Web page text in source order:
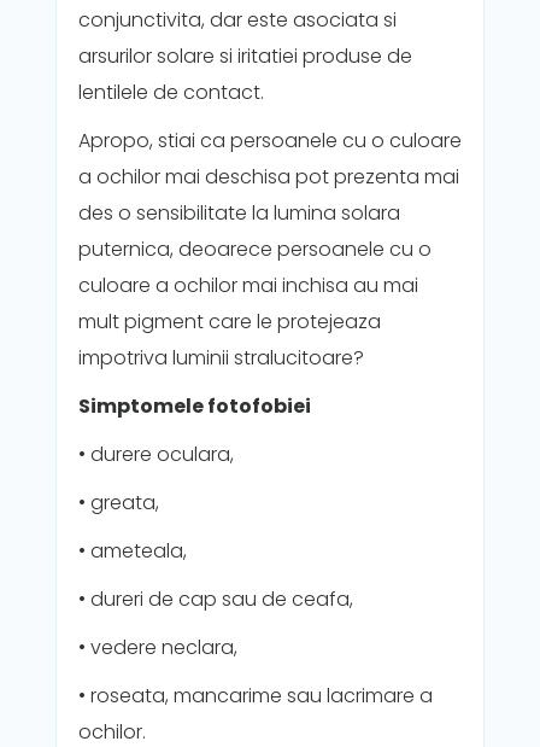
conjunctivita, dar este asociata si
arsurilor solare si iritatiei produse de
lentilele de contact.
Apropo, stiai ca persoanele cu o culoare
a ochilor mai deschisa pot prezenta mai
des o sensibilitate la lumina solara
puternica, deoarece persoanele cu o
culoare a ochilor mai inchisa au mai
mult pigment care le protejeaza
impotriva luminii stralucitoare?
Simptomele fotofobiei
• durere oculara,
• greata,
• ameteala,
• dureri de cap sau de ceafa,
• vedere neclara,
• roseata, mancarime sau lacrimare a
ochilor.